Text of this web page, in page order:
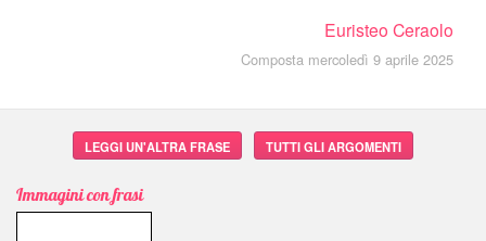
Euristeo Ceraolo
Composta mercoledì 9 aprile 2025
LEGGI UN'ALTRA FRASE TUTTI GLI ARGOMENTI
Immagini con frasi